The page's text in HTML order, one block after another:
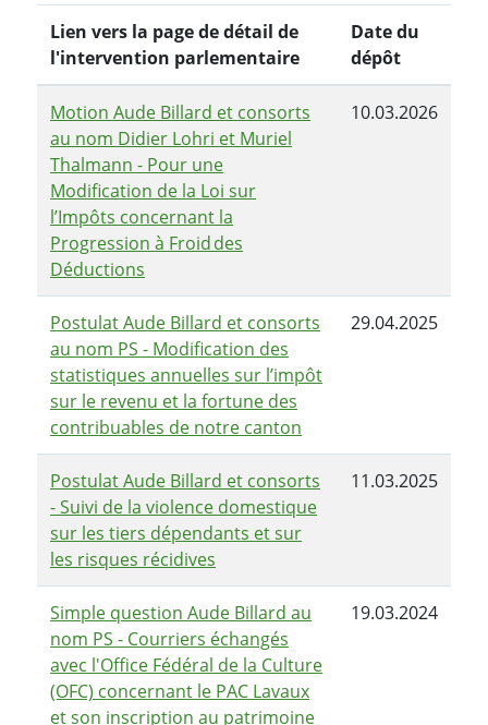
Lien vers la page de détail de
l'intervention parlementaire
Date du
dépôt
Motion Aude Billard et consorts
au nom Didier Lohri et Muriel
Thalmann - Pour une
Modification de la Loi sur
l’Impôts concernant la
Progression à Froid des
Déductions
10.03.2026
Postulat Aude Billard et consorts
au nom PS - Modification des
statistiques annuelles sur l’impôt
sur le revenu et la fortune des
contribuables de notre canton
29.04.2025
Postulat Aude Billard et consorts
- Suivi de la violence domestique
sur les tiers dépendants et sur
les risques récidives
11.03.2025
Simple question Aude Billard au
nom PS - Courriers échangés
avec l'Office Fédéral de la Culture
(OFC) concernant le PAC Lavaux
et son inscription au patrimoine
19.03.2024